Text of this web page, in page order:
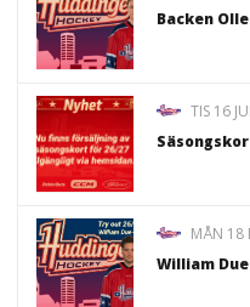
Backen
TIS 16
MÅN 18
William